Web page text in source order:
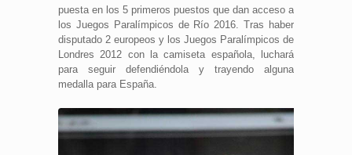
puesta en los 5 primeros puestos que dan acceso a
los Juegos Paralímpicos de Río 2016. Tras haber
disputado 2 europeos y los Juegos Paralímpicos de
Londres 2012 con la camiseta española, luchará
para seguir defendiéndola y trayendo alguna
medalla para España.